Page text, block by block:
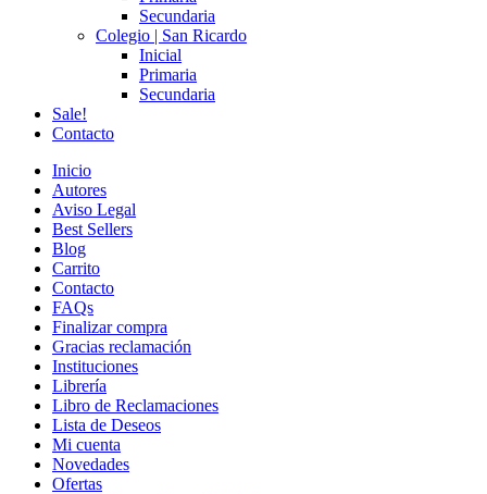
Secundaria
Colegio | San Ricardo
Inicial
Primaria
Secundaria
Sale!
Contacto
Inicio
Autores
Aviso Legal
Best Sellers
Blog
Carrito
Contacto
FAQs
Finalizar compra
Gracias reclamación
Instituciones
Librería
Libro de Reclamaciones
Lista de Deseos
Mi cuenta
Novedades
Ofertas